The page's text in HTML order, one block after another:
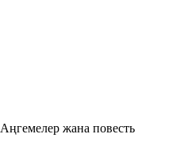
Аңгемелер жана повесть